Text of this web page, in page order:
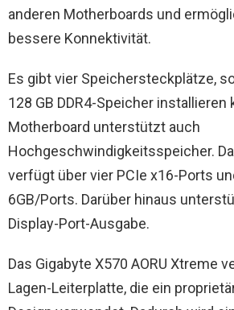
anderen Motherboards und
bessere Konnektivität.
Es gibt vier Speichersteckplätze,
128 GB DDR4-Speicher installieren
Motherboard unterstützt auch
Hochgeschwindigkeitsspeicher.
verfügt über vier PCIe x16-Ports
6GB/Ports. Darüber hinaus
Display-Port-Ausgabe.
Das Gigabyte X570 AORU Xtreme
Lagen-Leiterplatte, die ein